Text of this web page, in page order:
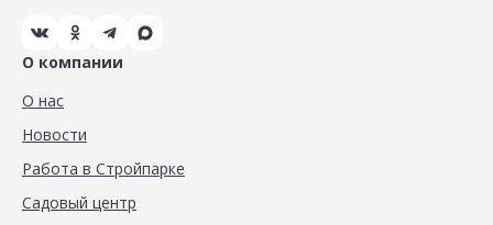
О компании
О нас
Новости
Работа в Стройпарке
Садовый центр